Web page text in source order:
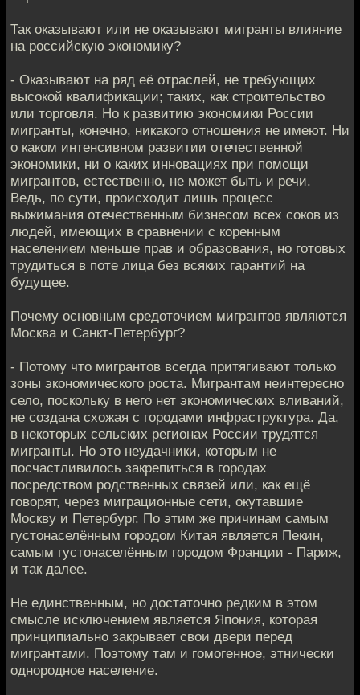
Так оказывают или не оказывают мигранты влияние
на российскую экономику?
- Оказывают на ряд её отраслей, не требующих
высокой квалификации; таких, как строительство
или торговля. Но к развитию экономики России
мигранты, конечно, никакого отношения не имеют. Ни
о каком интенсивном развитии отечественной
экономики, ни о каких инновациях при помощи
мигрантов, естественно, не может быть и речи.
Ведь, по сути, происходит лишь процесс
выжимания отечественным бизнесом всех соков из
людей, имеющих в сравнении с коренным
населением меньше прав и образования, но готовых
трудиться в поте лица без всяких гарантий на
будущее.
Почему основным средоточием мигрантов являются
Москва и Санкт-Петербург?
- Потому что мигрантов всегда притягивают только
зоны экономического роста. Мигрантам неинтересно
село, поскольку в него нет экономических вливаний,
не создана схожая с городами инфраструктура. Да,
в некоторых сельских регионах России трудятся
мигранты. Но это неудачники, которым не
посчастливилось закрепиться в городах
посредством родственных связей или, как ещё
говорят, через миграционные сети, окутавшие
Москву и Петербург. По этим же причинам самым
густонаселённым городом Китая является Пекин,
самым густонаселённым городом Франции - Париж,
и так далее.
Не единственным, но достаточно редким в этом
смысле исключением является Япония, которая
принципиально закрывает свои двери перед
мигрантами. Поэтому там и гомогенное, этнически
однородное население.